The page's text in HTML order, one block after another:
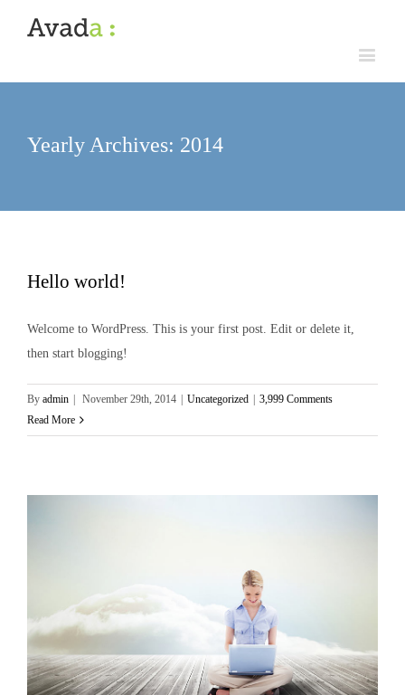
Yearly Archives: 2014
Hello world!
Welcome to WordPress. This is your first post. Edit or delete it,
then start blogging!
By admin November 29th, 2014 Uncategorized
3,999 Comments
Read More